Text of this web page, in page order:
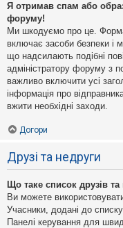
Я отримав спам або
форуму!
Ми шкодуємо про це.
включає засоби безпеки і
що надсилають подібні
адміністратору форуму з
важливо включити усі
інформація про
вжити необхідні заходи.
Догори
Друзі та недруги
Що таке список друзів та
Ви можете
Учасники, додані до
Панелі керування для